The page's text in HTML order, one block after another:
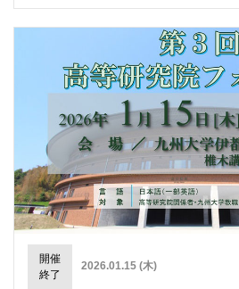
開催
終了
2026.01.15 (木)